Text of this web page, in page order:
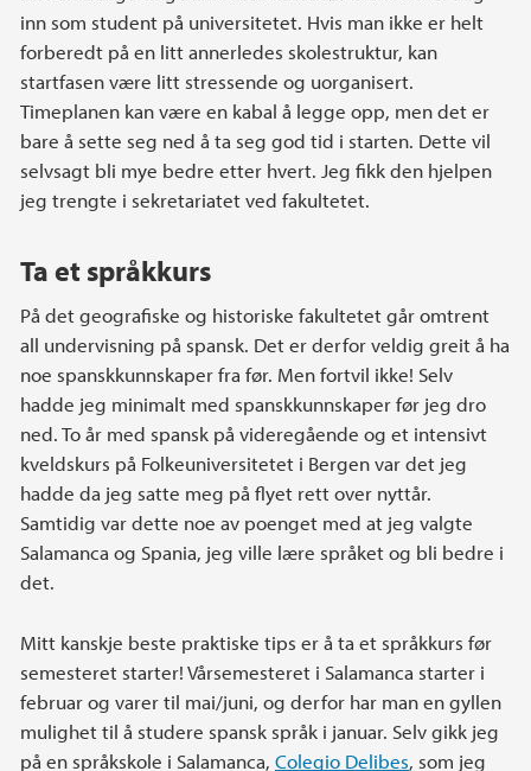
inn som student på universitetet. Hvis man ikke er helt
forberedt på en litt annerledes skolestruktur, kan
startfasen være litt stressende og uorganisert.
Timeplanen kan være en kabal å legge opp, men det er
bare å sette seg ned å ta seg god tid i starten. Dette vil
selvsagt bli mye bedre etter hvert. Jeg fikk den hjelpen
jeg trengte i sekretariatet ved fakultetet.
Ta et språkkurs
På det geografiske og historiske fakultetet går omtrent
all undervisning på spansk. Det er derfor veldig greit å ha
noe spanskkunnskaper fra før. Men fortvil ikke! Selv
hadde jeg minimalt med spanskkunnskaper før jeg dro
ned. To år med spansk på videregående og et intensivt
kveldskurs på Folkeuniversitetet i Bergen var det jeg
hadde da jeg satte meg på flyet rett over nyttår.
Samtidig var dette noe av poenget med at jeg valgte
Salamanca og Spania, jeg ville lære språket og bli bedre i
det.
Mitt kanskje beste praktiske tips er å ta et språkkurs før
semesteret starter! Vårsemesteret i Salamanca starter i
februar og varer til mai/juni, og derfor har man en gyllen
mulighet til å studere spansk språk i januar. Selv gikk jeg
på en språkskole i Salamanca, Colegio Delibes, som jeg